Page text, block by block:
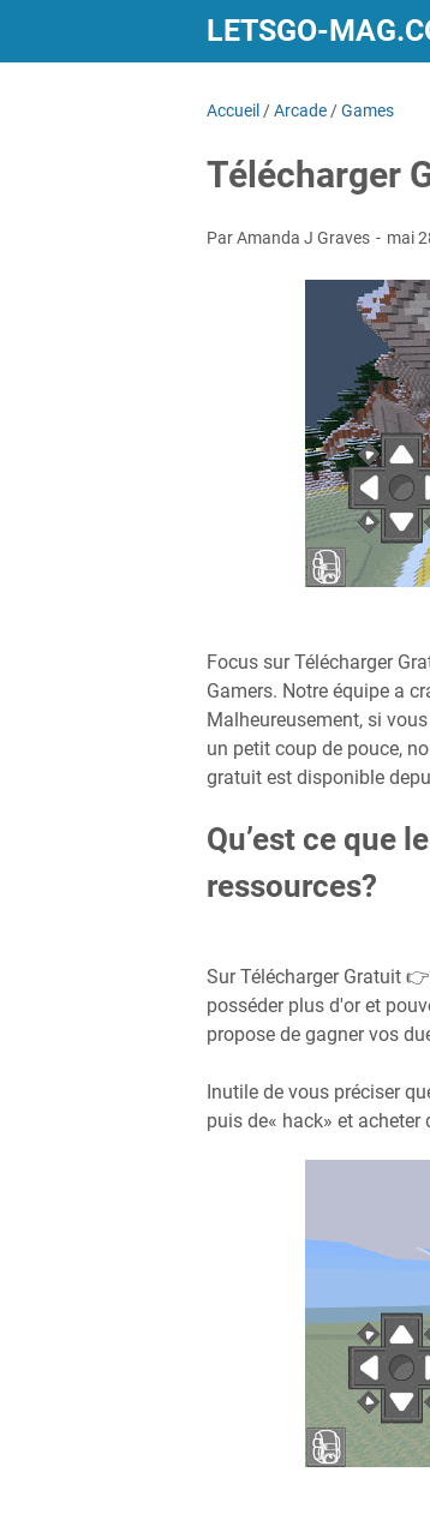
LETSGO-
Accueil /Arcade /Games
Télécharger
Par Amanda J Graves mai
Focus sur Télécharger
Gamers. Notre équipe a
Malheureusement, si
un petit coup de pouce,
gratuit est disponible
Qu’est ce que
ressources?
Sur Télécharger Gratuit
posséder plus d'or et
propose de gagner vos
Inutile de vous préciser
puis de« hack» et acheter